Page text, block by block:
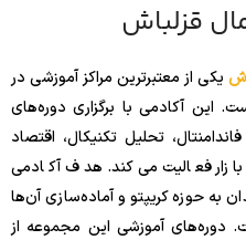
قزلباش
یکی از معتبرترین مراکز آموزشی در
این آکادمی با برگزاری دوره‌های
تحلیل تکنیکال، اقتصاد
فعالیت می‌کند. هدف آکادمی
به حوزه کریپتو و آماده‌سازی آن‌ها
دوره‌های آموزشی این مجموعه از